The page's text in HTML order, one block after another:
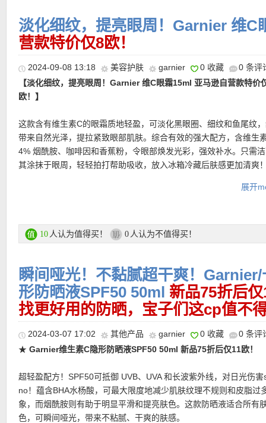
地利等地区，邮费详情请参考网站信息。
★ 退货：14天内无理由退货
★ 支付方式：klarna，paypal，sezzle 分期付款等更多付款方式参
★ 【Lookfantastic网站中文图文购物教程点击此处】
淡化细纹，提亮眼周！Garnier 维C
营款特价仅8欧！
2024-09-08 13:18 美容护肤 garnier 0 收藏
0 条评
【淡化细纹，提亮眼周！Garnier 维C眼霜15ml 亚马逊自营款特价
欧！】
这款含有维生素C的眼霜质地轻盈，可淡化黑眼圈、细纹和鱼尾纹
带来自然光泽，提拉紧致眼部肌肤。综合有效的强大配方，含维生
4% 烟酰胺、咖啡因和香蕉粉，令眼部焕发光彩，强效补水。只需
其涂抹于眼周，轻轻拍打帮助吸收，放入冰箱冷藏后肤感更加清爽
展开
10 人认为值得买！ 0 人认为不值得买！
瞬间哑光！不黏腻超干爽！
形防晒液SPF50 50ml 新品75折后
找更好用的防晒，宝子们这cp值不
2024-03-07 17:02 其他产品 garnier 0 收藏
0 条评
★ Garnier维生素C隐形防晒液SPF50 50ml 新品75折后仅11欧！
超轻盈配方！SPF50可抵御 UVB、UVA 和长波紫外线，对日光伤害
no！蕴含BHA水杨酸，可最大限度地减少肌肤纹理不规则和皮脂过
象，而烟酰胺则有助于明显平滑和提亮肤色。这款防晒液适合所有
色，可瞬间哑光，带来不粘腻、干爽的肤感。